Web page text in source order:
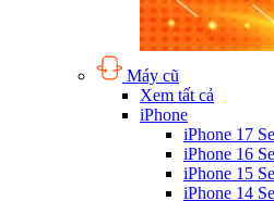
Máy cũ
Xem tất cả
iPhone
iPhone 17
iPhone 16
iPhone 15
iPhone 14